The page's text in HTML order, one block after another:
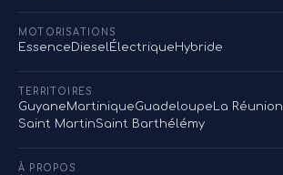
MOTORISATIONS
Essence DieselÉlectriqueHybride
TERRITOIRES
GuyaneMartiniqueGuadeloupe La Réunion
Saint MartinSaint Barthélémy
À PROPOS